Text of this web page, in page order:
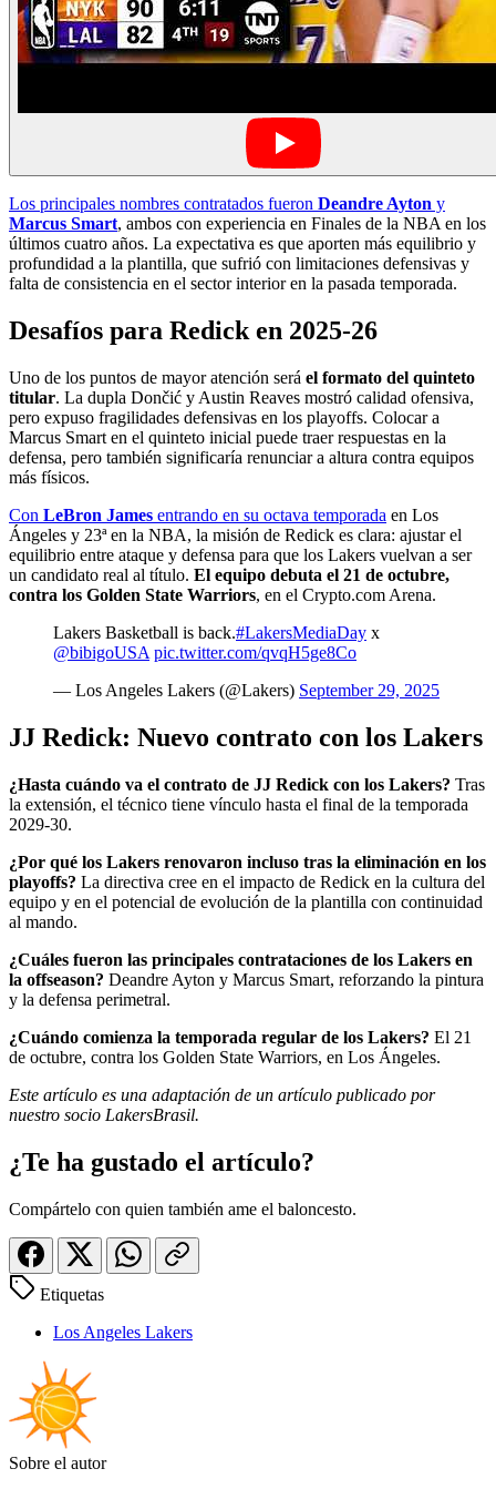
Los principales nombres contratados fueron Deandre Ayton y
Marcus Smart, ambos con experiencia en Finales de la NBA en los
últimos cuatro años. La expectativa es que aporten más equilibrio y
profundidad a la plantilla, que sufrió con limitaciones defensivas y
falta de consistencia en el sector interior en la pasada temporada.
Desafíos para Redick en 2025-26
Uno de los puntos de mayor atención será el formato del quinteto
titular. La dupla Dončić y Austin Reaves mostró calidad ofensiva,
pero expuso fragilidades defensivas en los playoffs. Colocar a
Marcus Smart en el quinteto inicial puede traer respuestas en la
defensa, pero también significaría renunciar a altura contra equipos
más físicos.
Con LeBron James entrando en su octava temporada en Los
Ángeles y 23ª en la NBA, la misión de Redick es clara: ajustar el
equilibrio entre ataque y defensa para que los Lakers vuelvan a ser
un candidato real al título. El equipo debuta el 21 de octubre,
contra los Golden State Warriors, en el Crypto.com Arena.
Lakers Basketball is back.#LakersMediaDay x
@bibigoUSA pic.twitter.com/qvqH5ge8Co
— Los Angeles Lakers (@Lakers) September 29, 2025
JJ Redick: Nuevo contrato con los Lakers
¿Hasta cuándo va el contrato de JJ Redick con los Lakers? Tras
la extensión, el técnico tiene vínculo hasta el final de la temporada
2029-30.
¿Por qué los Lakers renovaron incluso tras la eliminación en los
playoffs? La directiva cree en el impacto de Redick en la cultura del
equipo y en el potencial de evolución de la plantilla con continuidad
al mando.
¿Cuáles fueron las principales contrataciones de los Lakers en
la offseason? Deandre Ayton y Marcus Smart, reforzando la pintura
y la defensa perimetral.
¿Cuándo comienza la temporada regular de los Lakers? El 21
de octubre, contra los Golden State Warriors, en Los Ángeles.
Este artículo es una adaptación de un artículo publicado por
nuestro socio LakersBrasil.
¿Te ha gustado el artículo?
Compártelo con quien también ame el baloncesto.
Etiquetas
Los Angeles Lakers
Sobre el autor